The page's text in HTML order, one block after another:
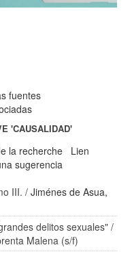
fuentes
'CAUSALIDAD'
la recherche
Lien
sugerencia
III. /Jiménes de Asua,
delitos sexuales" /
Malena (s/f)